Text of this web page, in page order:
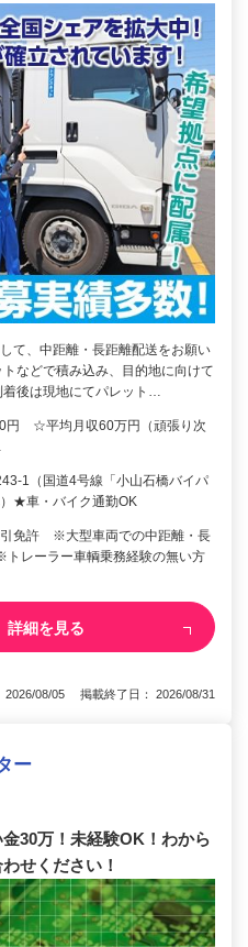
て、中距離・長距離配送をお願い
などで積み込み、目的地に向けて
着後は現地にてパレット…
円 ☆平均月収60万円（頑張り次
1（国道4号線「小山石橋バイパ
★車・バイク通勤OK
引免許 ※大型車両での中距離・長
レーラー車輌乗務経験の無い方
詳細を見る
2026/08/05 掲載終了日： 2026/08/31
ー
30万！未経験OK！わから
せください！